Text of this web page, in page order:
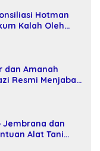
Hotman
Kalah Oleh
dan Amanah
Resmi Menjabat
Jembrana dan
Alat Tani